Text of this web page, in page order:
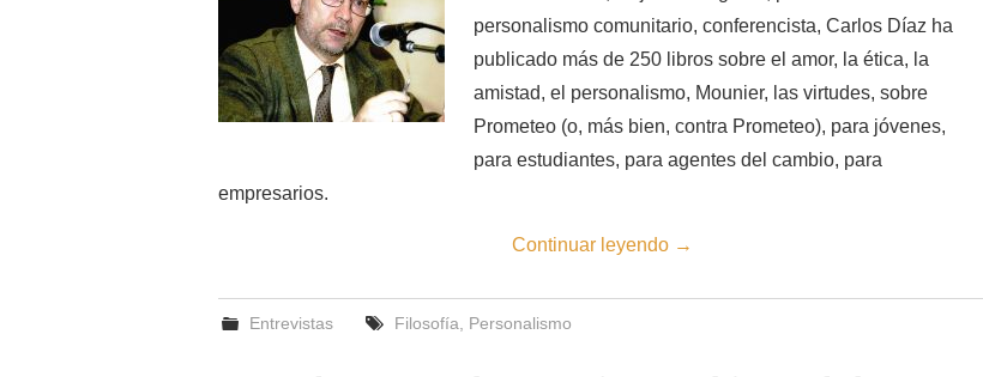
personalismo comunitario, conferencista, Carlos Díaz ha
publicado más de 250 libros sobre el amor, la ética, la
amistad, el personalismo, Mounier, las virtudes, sobre
Prometeo (o, más bien, contra Prometeo), para jóvenes,
para estudiantes, para agentes del cambio, para
empresarios.
Continuar leyendo →
Entrevistas Filosofía Personalismo